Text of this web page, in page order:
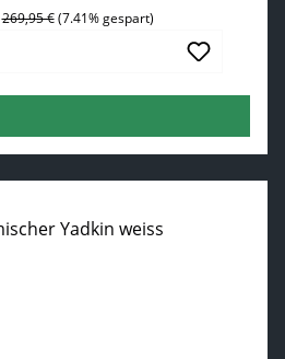
Regulärer Preis:
269,95 € (7.41% gespart)